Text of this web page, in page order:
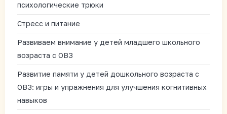
психологические трюки
Стресс и питание
Развиваем внимание у детей младшего школьного
возраста с ОВЗ
Развитие памяти у детей дошкольного возраста с
ОВЗ: игры и упражнения для улучшения когнитивных
навыков